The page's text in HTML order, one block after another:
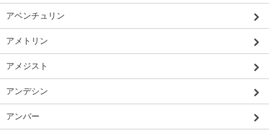
アベンチュリン
アメトリン
アメジスト
アンデシン
アンバー